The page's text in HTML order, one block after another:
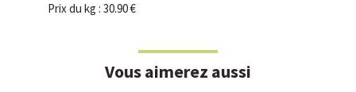
Prix du kg : 30.90 €
Vous aimerez aussi